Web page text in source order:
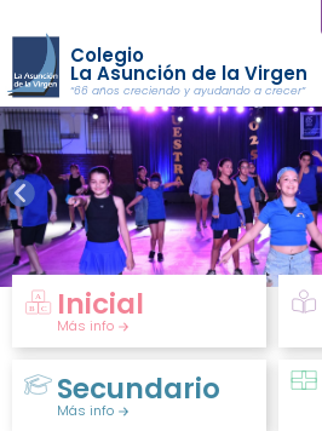
Colegio
La Asunción de la Virgen
“66 años creciendo y ayudando a crecer”
Inicial
Más info
Secundario
Más info